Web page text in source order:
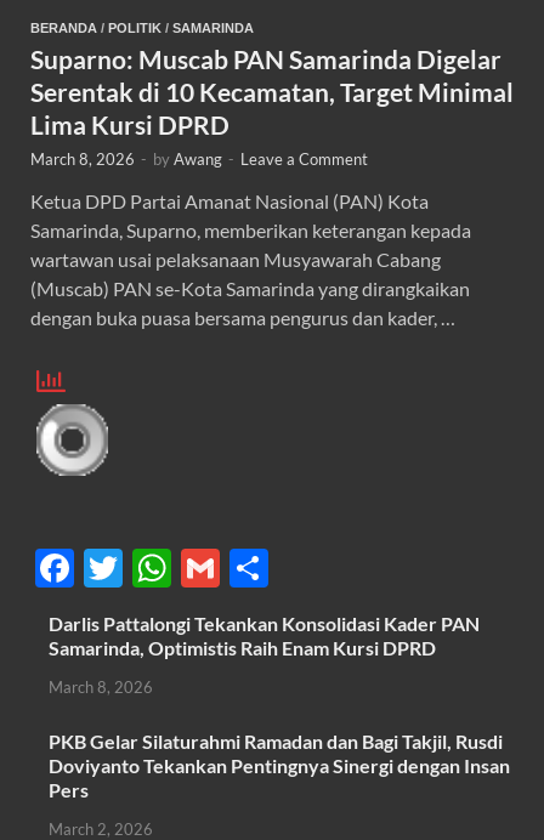
BERANDA / POLITIK / SAMARINDA
Suparno: Muscab PAN Samarinda Digelar
Serentak di 10 Kecamatan, Target Minimal
Lima Kursi DPRD
March 8, 2026 - byAwang - Leave a Comment
Ketua DPD Partai Amanat Nasional (PAN) Kota
Samarinda, Suparno, memberikan keterangan kepada
wartawan usai pelaksanaan Musyawarah Cabang
(Muscab) PAN se-Kota Samarinda yang dirangkaikan
dengan buka puasa bersama pengurus dan kader, …
F
ac
e
b
o
o
k
T
w
itt
er
W
h
at
A
p
G
m
ail
h
ar
Darlis Pattalongi Tekankan Konsolidasi Kader PAN
Samarinda, Optimistis Raih Enam Kursi DPRD
March 8, 2026
PKB Gelar Silaturahmi Ramadan dan Bagi Takjil, Rusdi
Doviyanto Tekankan Pentingnya Sinergi dengan Insan
Pers
March 2, 2026